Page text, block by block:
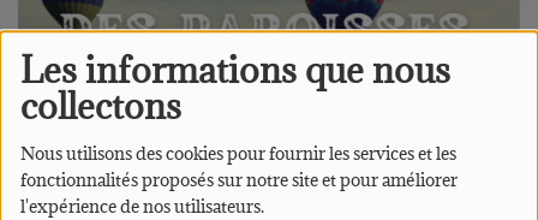
Les informations que nous
collectons
Nous utilisons des cookies pour fournir les services et les
fonctionnalités proposés sur notre site et pour améliorer
l'expérience de nos utilisateurs.